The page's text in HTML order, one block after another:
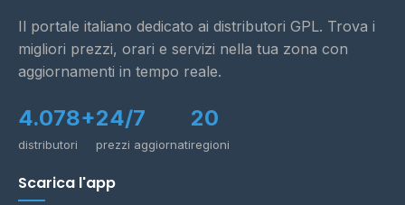
Il portale italiano dedicato ai distributori GPL. Trova i
migliori prezzi, orari e servizi nella tua zona con
aggiornamenti in tempo reale.
4.078+
distributori
24/7
prezzi aggiornati
20
regioni
Scarica l'app